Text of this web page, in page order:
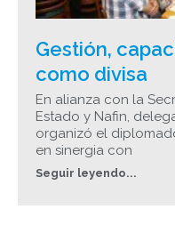
Gestión,
como divisa
En alianza con la
Estado y Nafin,
organizó el
en sinergia con
Seguir leyendo...